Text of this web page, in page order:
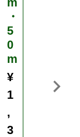
・
5
0
m
¥
1
,
3
,